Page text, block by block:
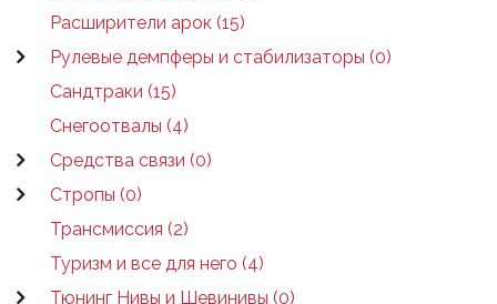
Расширители арок (15)
Рулевые демпферы и стабилизаторы (0)
Сандтраки (15)
Снегоотвалы (4)
Средства связи (0)
Стропы (0)
Трансмиссия (2)
Туризм и все для него (4)
Тюнинг Нивы и Шевинивы (0)